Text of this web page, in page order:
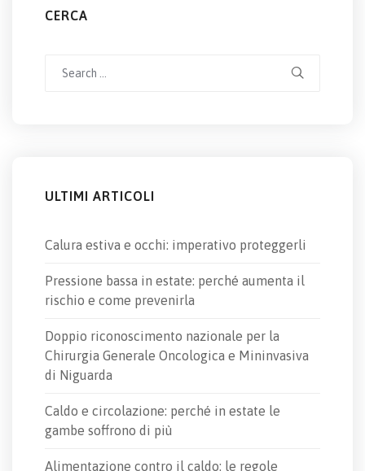
CERCA
ULTIMI ARTICOLI
Calura estiva e occhi: imperativo proteggerli
Pressione bassa in estate: perché aumenta il
rischio e come prevenirla
Doppio riconoscimento nazionale per la
Chirurgia Generale Oncologica e Mininvasiva
di Niguarda
Caldo e circolazione: perché in estate le
gambe soffrono di più
Alimentazione contro il caldo: le regole